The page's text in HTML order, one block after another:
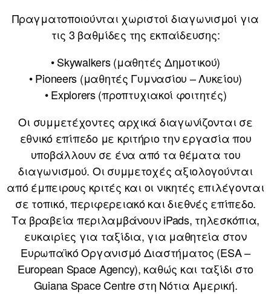
Πραγματοποιούνται χωριστοί διαγωνισμοί για
τις 3 βαθμίδες της εκπαίδευσης:
• Skywalkers (μαθητές Δημοτικού)
• Pioneers (μαθητές Γυμνασίου – Λυκείου)
• Explorers (προπτυχιακοί φοιτητές)
Οι συμμετέχοντες αρχικά διαγωνίζονται σε
εθνικό επίπεδο με κριτήριο την εργασία που
υποβάλλουν σε ένα από τα θέματα του
διαγωνισμού. Οι συμμετοχές αξιολογούνται
από έμπειρους κριτές και οι νικητές επιλέγονται
σε τοπικό, περιφερειακό και διεθνές επίπεδο.
Τα βραβεία περιλαμβάνουν iPads, τηλεσκόπια,
ευκαιρίες για ταξίδια, για μαθητεία στον
Ευρωπαϊκό Οργανισμό Διαστήματος (ESA –
European Space Agency), καθώς και ταξίδι στο
Guiana Space Centre στη Νότια Αμερική.